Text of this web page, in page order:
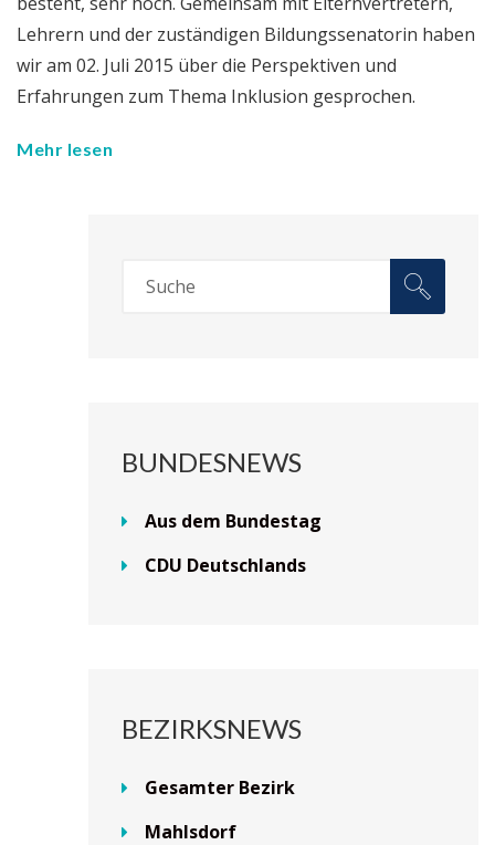
Lehrern und der zuständigen Bildungssenatorin haben
wir am 02. Juli 2015 über die Perspektiven und
Erfahrungen zum Thema Inklusion gesprochen.
Mehr lesen
BUNDESNEWS
Aus dem Bundestag
CDU Deutschlands
BEZIRKSNEWS
Gesamter Bezirk
Mahlsdorf